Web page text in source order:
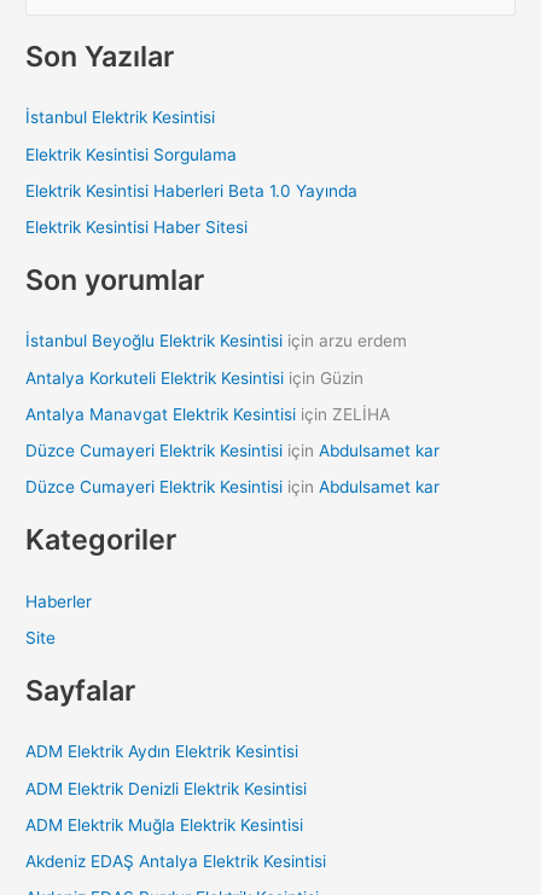
r
o
r
Son Yazılar
İstanbul Elektrik Kesintisi
Elektrik Kesintisi Sorgulama
Elektrik Kesintisi Haberleri Beta 1.0 Yayında
Elektrik Kesintisi Haber Sitesi
Son yorumlar
İstanbul Beyoğlu Elektrik Kesintisi içinarzu erdem
Antalya Korkuteli Elektrik Kesintisi için Güzin
Antalya Manavgat Elektrik Kesintisi için ZELİHA
Düzce Cumayeri Elektrik Kesintisi içinAbdulsamet kar
Düzce Cumayeri Elektrik Kesintisi içinAbdulsamet kar
Kategoriler
Haberler
Site
Sayfalar
ADM Elektrik Aydın Elektrik Kesintisi
ADM Elektrik Denizli Elektrik Kesintisi
ADM Elektrik Muğla Elektrik Kesintisi
Akdeniz EDAŞ Antalya Elektrik Kesintisi